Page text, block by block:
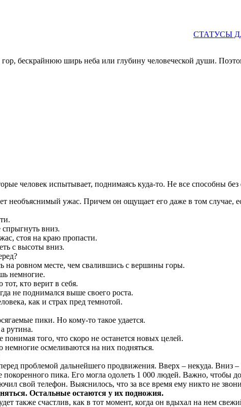
СТАТУСЫ
бескрайнюю ширь неба или глубину человеческой души.
человек испытывает, поднимаясь куда-то. Не все способны без
необъяснимый ужас. Причем он ощущает его даже в том случае,
вниз.
стоя на краю пропасти.
с высоты вниз.
на ровном месте, чем свалившись с вершины горы.
немногие.
кто верит в себя.
не поднимался выше своего роста.
как и страх пред темнотой.
пики. Но кому-то такое удается.
рутина.
того, что скоро не останется новых целей.
немногие осмеливаются на них подняться.
проблемой дальнейшего продвижения. Вверх – некуда. Вниз –
покоренного пика. Его могла одолеть 1 000 людей. Важно, чтобы
свой телефон. Выяснилось, что за все время ему никто не
Остальные остаются у их подножия.
также счастлив, как в тот момент, когда он вдыхал на нем